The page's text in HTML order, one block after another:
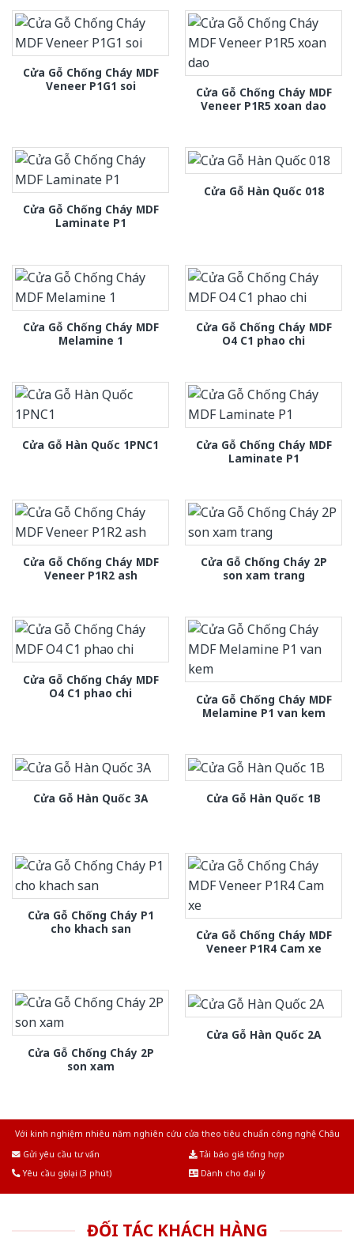
Cửa Gỗ Chống Cháy MDF
Veneer P1G1 soi
Cửa Gỗ Chống Cháy MDF
Veneer P1R5 xoan dao
Cửa Gỗ Chống Cháy MDF
Laminate P1
Cửa Gỗ Hàn Quốc 018
Cửa Gỗ Chống Cháy MDF
Melamine 1
Cửa Gỗ Chống Cháy MDF
O4 C1 phao chi
Cửa Gỗ Hàn Quốc 1PNC1
Cửa Gỗ Chống Cháy MDF
Laminate P1
Cửa Gỗ Chống Cháy MDF
Veneer P1R2 ash
Cửa Gỗ Chống Cháy 2P
son xam trang
Cửa Gỗ Chống Cháy MDF
O4 C1 phao chi
Cửa Gỗ Chống Cháy MDF
Melamine P1 van kem
Cửa Gỗ Hàn Quốc 3A Cửa Gỗ Hàn Quốc 1B
Cửa Gỗ Chống Cháy P1
cho khach san
Cửa Gỗ Chống Cháy MDF
Veneer P1R4 Cam xe
Cửa Gỗ Chống Cháy 2P
son xam
Cửa Gỗ Hàn Quốc 2A
Với kinh nghiệm nhiêu năm nghiên cứu cửa theo tiêu chuẩn công nghệ Châu
Gửi yêu cầu tư vấn
Tải báo giá tổng hợp
Yêu cầu gọi lại (3 phút)
Dành cho đại lý
ĐỐI TÁC KHÁCH HÀNG